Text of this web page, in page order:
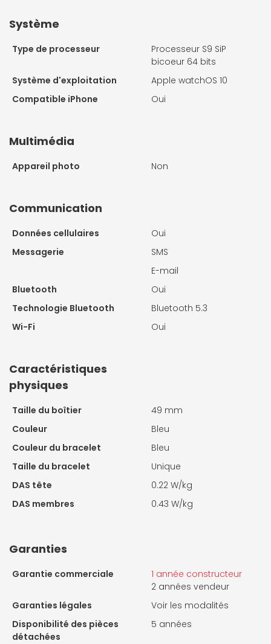
Système
Type de processeur
Processeur S9 SiP
bicoeur 64 bits
Système d'exploitation
Apple watchOS 10
Compatible iPhone
Oui
Multimédia
Appareil photo Non
Communication
Données cellulaires
Oui
Messagerie
SMS
E-mail
Bluetooth
Oui
Technologie Bluetooth
Bluetooth 5.3
Wi-Fi
Oui
Caractéristiques
physiques
Taille du boîtier
49 mm
Couleur
Bleu
Couleur du bracelet
Bleu
Taille du bracelet
Unique
DAS tête
0.22 W/kg
DAS membres
0.43 W/kg
Garanties
Garantie commerciale
1 année constructeur
2 années vendeur
Garanties légales
Voir les modalités
Disponibilité des pièces
détachées
5 années